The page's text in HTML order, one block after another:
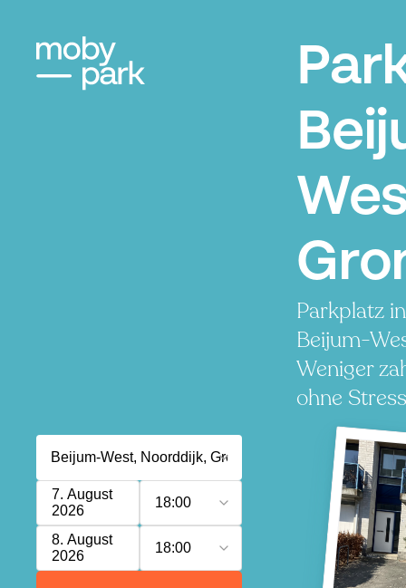
Parkplatz
Beijum-
Weniger
ohne
7. August
2026
18:00
8. August
2026
18:00